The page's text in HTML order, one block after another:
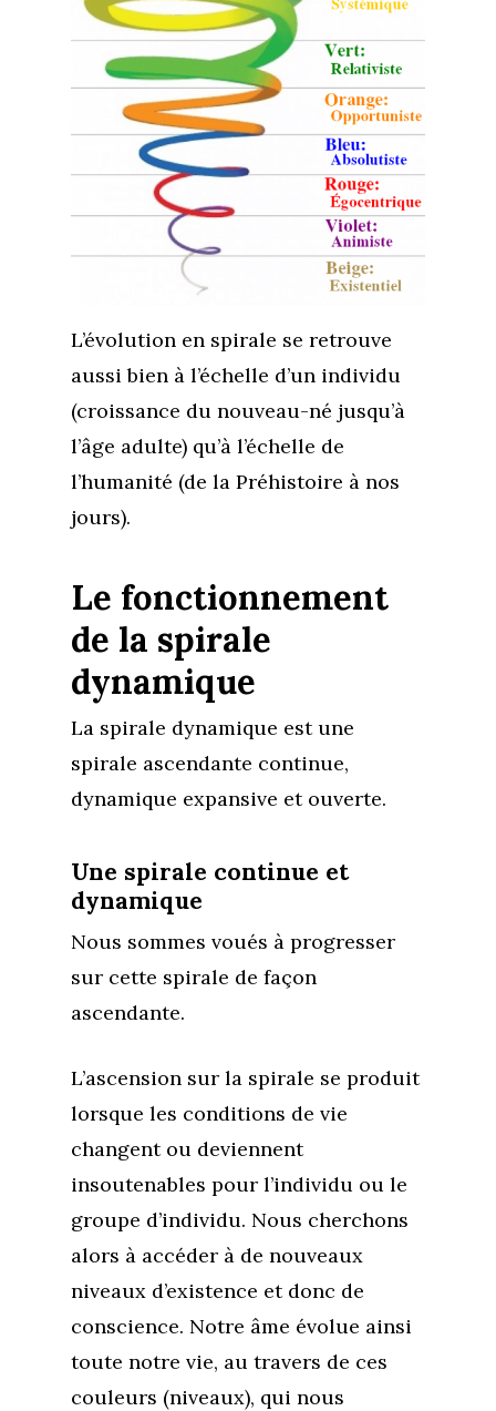
L’évolution en spirale se retrouve
aussi bien à l’échelle d’un individu
(croissance du nouveau-né jusqu’à
l’âge adulte) qu’à l’échelle de
l’humanité (de la Préhistoire à nos
jours).
Le fonctionnement
de la spirale
dynamique
La spirale dynamique est une
spirale ascendante continue,
dynamique expansive et ouverte.
Une spirale continue et
dynamique
Nous sommes voués à progresser
sur cette spirale de façon
ascendante.
L’ascension sur la spirale se produit
lorsque les conditions de vie
changent ou deviennent
insoutenables pour l’individu ou le
groupe d’individu. Nous cherchons
alors à accéder à de nouveaux
niveaux d’existence et donc de
conscience. Notre âme évolue ainsi
toute notre vie, au travers de ces
couleurs (niveaux), qui nous